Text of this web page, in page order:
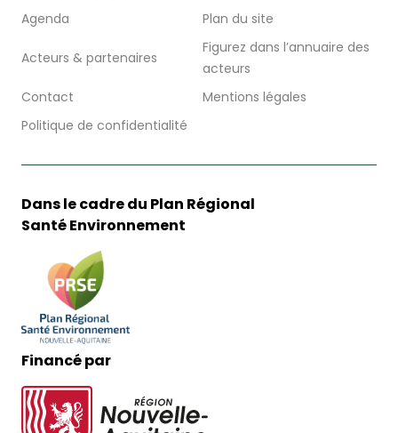
Agenda
Plan du site
Acteurs & partenaires
Figurez dans l’annuaire des
acteurs
Contact
Mentions légales
Politique de confidentialité
Dans le cadre du Plan Régional
Santé Environnement
Financé par